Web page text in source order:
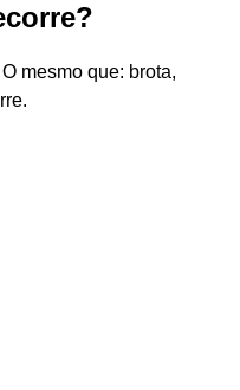
mesmo que: brota,